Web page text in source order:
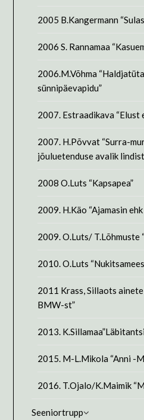
2005 B.Kangermann
2006 S. Rannamaa
2006.M.Võhma
sünnipäevapidu”
2007. Estraadikava “Elust
2007. H.Põvvat “Surra-
jõuluetenduse avalik
2008 O.Luts “Kapsapea”
2009. H.Käo “Ajamasin
2009. O.Luts/ T.Lõhmuste
2010. O.Luts
2011 Krass, Sillaots
BMW-st”
2013.
2015. M-L.Mikola “Anni -
2016. T.Ojalo/K.Maimik
Seeniortrupp